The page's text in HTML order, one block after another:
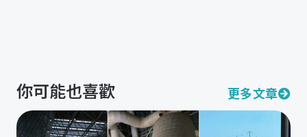
你可能也喜歡 更多文章